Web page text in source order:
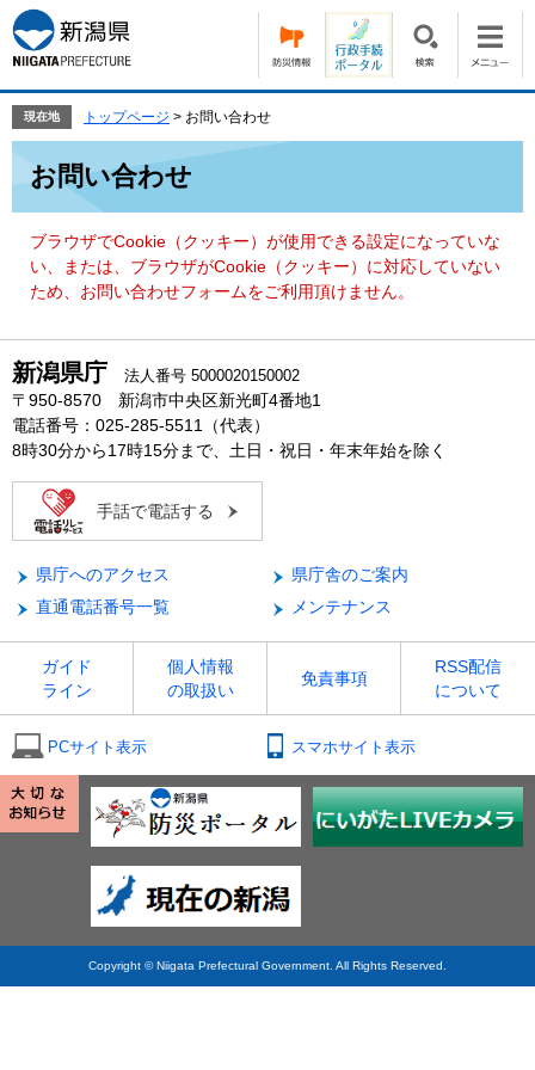
ー
ジ
の
頭
す。
ニ
ュ
ー
飛
て
現在地 トップページ > お問い合わせ
お問い合わせ
ブラウザでCookie（クッキー）が使用できる設定になっていな
い、または、ブラウザがCookie（クッキー）に対応していない
ため、お問い合わせフォームをご利用頂けません。
新潟県庁 法人番号 5000020150002
〒950-8570 新潟市中央区新光町4番地1
電話番号：025-285-5511（代表）
8時30分から17時15分まで、土日・祝日・年末年始を除く
手話で電話する
県庁へのアクセス
県庁舎のご案内
直通電話番号一覧
メンテナンス
ガイド
ライン
個人情報
の取扱い
免責事項
RSS配信
について
PCサイト表示 スマホサイト表示
Copyright © Niigata Prefectural Government. All Rights Reserved.